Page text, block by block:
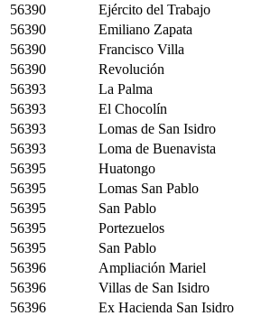
56390
Ejército del Trabajo
56390
Emiliano Zapata
56390
Francisco Villa
56390
Revolución
56393
La Palma
56393
El Chocolín
56393
Lomas de San Isidro
56393
Loma de Buenavista
56395
Huatongo
56395
Lomas San Pablo
56395
San Pablo
56395
Portezuelos
56395
San Pablo
56396
Ampliación Mariel
56396
Villas de San Isidro
56396
Ex Hacienda San Isidro